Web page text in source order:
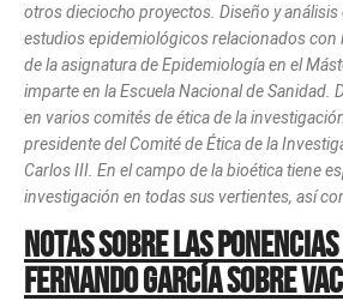
otros dieciocho proyectos. Diseño y
estudios epidemiológicos relacionados
de la asignatura de Epidemiología en el
imparte en la Escuela Nacional de Sanidad.
en varios comités de ética de la
presidente del Comité de Ética de la
Carlos III. En el campo de la bioética tiene
investigación en todas sus vertientes, así
Notas sobre las
Fernando García sobre